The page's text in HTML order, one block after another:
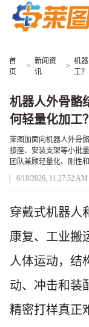
首
页
>
新闻资
讯
>
机
工？
机器人外骨骼
何轻量化加工？
莱图加面向机器人外骨
接座、安装支架等小批
团队兼顾轻量化、刚性
6/18/2026, 11:27:52 AM
文章正文
穿戴式机器人
康复、工业搬
人体运动，结
动、冲击和装
精密打样真正